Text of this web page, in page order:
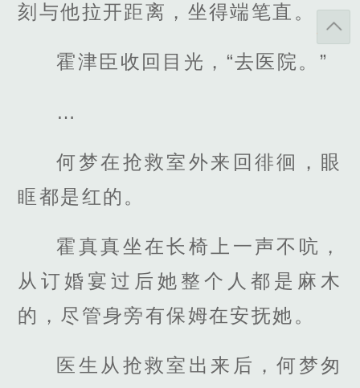
刻与他拉开距离，坐得端笔直。
霍津臣收回目光，“去医院。”
…
何梦在抢救室外来回徘徊，眼
眶都是红的。
霍真真坐在长椅上一声不吭，
从订婚宴过后她整个人都是麻木
的，尽管身旁有保姆在安抚她。
医生从抢救室出来后，何梦匆